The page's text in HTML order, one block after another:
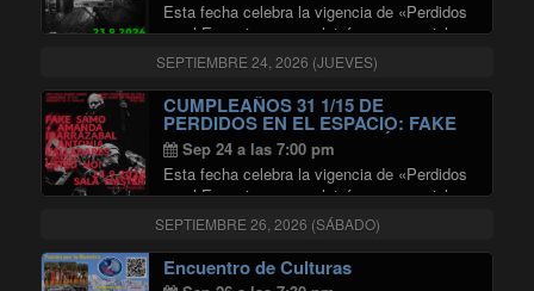
Esta fecha celebra la vigencia de «Perdidos
en el Espacio» como plataforma esencial
para la difusión de nuevos lenguajes
musicales en Chile. El concierto propone un
encuentro transandino donde la propuesta de
indie rock de …Continuar leyendo"CUMPLEAÑOS
SEPTIEMBRE 24, 2026 (JUEVES)
CUMPLEAÑOS 31 1/15 DE
PERDIDOS EN EL ESPACIO: FAKE
SAMO + AMANDA IRARRÁZABAL +
ANTONIA VALLADARES +
APERTURA POR USTED NO! EN
SALA MASTER
Sep 24 a las 7:00 pm
Esta fecha celebra la vigencia de «Perdidos
en el Espacio» como plataforma esencial
para la difusión de nuevos lenguajes
musicales en Chile. El concierto propone un
encuentro sonoro con la participación del trío
de improvisación …Continuar leyendo
SEPTIEMBRE 26, 2026 (SÁBADO)
Encuentro de Culturas